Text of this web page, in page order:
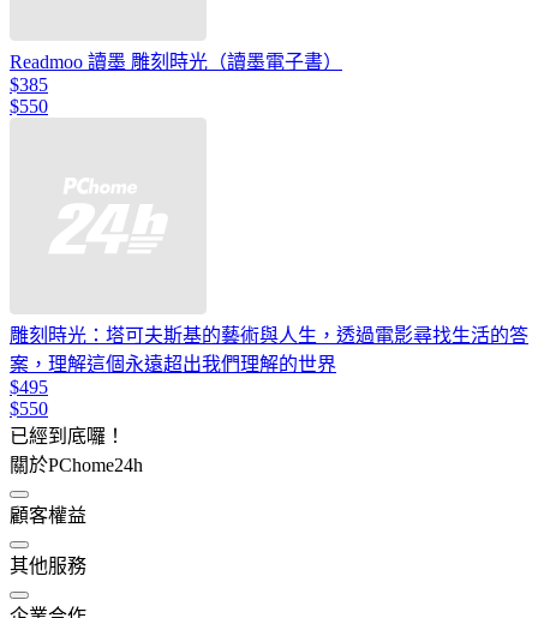
Readmoo 讀墨 雕刻時光（讀墨電子書）
$385
$550
雕刻時光：塔可夫斯基的藝術與人生，透過電影尋找生活的答
案，理解這個永遠超出我們理解的世界
$495
$550
已經到底囉！
關於PChome24h
顧客權益
其他服務